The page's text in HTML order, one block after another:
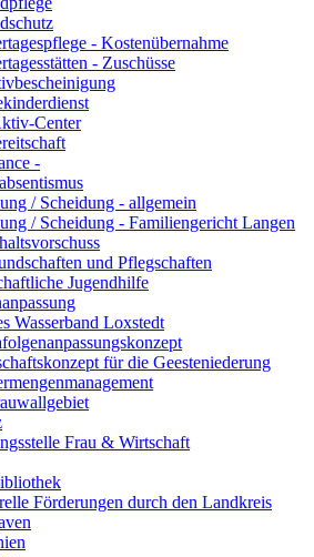
- Kostenübernahme
- Zuschüsse
Center
-
/ Scheidung - allgemein
/ Scheidung - Familiengericht Langen
und Pflegschaften
Jugendhilfe
Wasserband Loxstedt
für die Geesteniederung
Frau & Wirtschaft
Förderungen durch den Landkreis